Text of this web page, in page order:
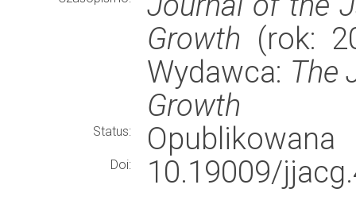
Growth (rok:
Wydawca: The
Growth
Status: Opublikowana
Doi:
10.19009/